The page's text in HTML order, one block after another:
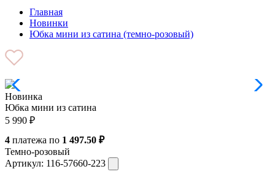
Главная
Новинки
Юбка мини из сатина (темно-розовый)
Новинка
Юбка мини из сатина
5 990 ₽
4 платежа по 1 497.50 ₽
Темно-розовый
Артикул: 116-57660-223